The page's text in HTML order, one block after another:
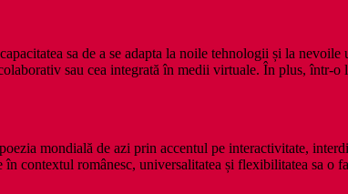
sa de a se adapta la noile tehnologii și la
sau cea integrată în medii virtuale. În plus, într-
mondială de azi prin accentul pe interactivitate,
contextul românesc, universalitatea și flexibilitatea sa o